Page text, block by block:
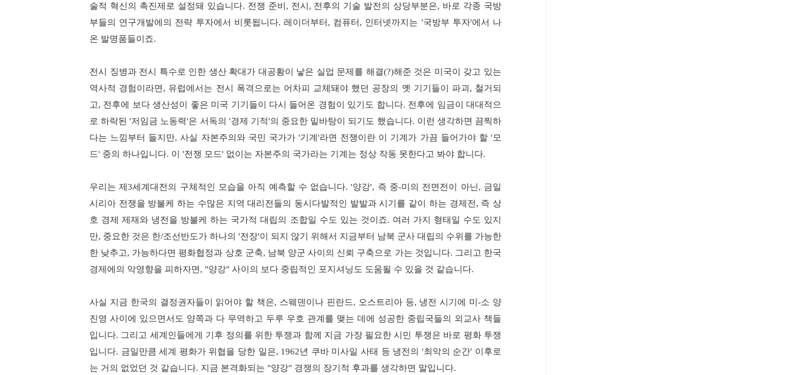
술적 혁신의 촉진제로 설정돼 있습니다. 전쟁 준비 , 전시 , 전후의 기술 발전의 상당부분은, 바로 각종 국방
부들의 연구개발에의 전략 투자에서 비롯됩니다.레이더부터 , 컴퓨터 , 인터넷까지는 '국방부 투자'에서 나
온 발명품들이죠.
전시 징병과 전시 특수로 인한 생산 확대가 대공황이 낳은 실업 문제를 해결(?)해준 것은 미국이 갖고 있는
역사적 경험이라면 , 유럽에서는 전시 폭격으로는 어차피 교체돼야 했던 공장의 옛 기기들이 파괴 , 철거되
고, 전후에 보다 생산성이 좋은 미국 기기들이 다시 들어온 경험이 있기도 합니다. 전후에 임금이 대대적으
로 하락된'저임금 노동력'은 서독의 '경제 기적'의 중요한 밑바탕이 되기도 했습니다. 이런 생각하면 끔찍하
다는 느낌부터 들지만,사실 자본주의와 국민 국가가'기계'라면 전쟁이란 이 기계가 가끔 들어가야 할'모
드' 중의 하나입니다. 이 '전쟁 모드' 없이는 자본주의 국가라는 기계는 정상 작동 못한다고 봐야 합니다.
우리는 제3세계대전의 구체적인 모습을 아직 예측할 수 없습니다. '양강', 즉 중-미의 전면전이 아닌 , 금일
시리아 전쟁을 방불케 하는 수많은 지역 대리전들의 동시다발적인 발발과 시기를 같이 하는 경제전 , 즉 상
호 경제 제재와 냉전을 방불케 하는 국가적 대립의 조합일 수도 있는 것이죠. 여러 가지 형태일 수도 있지
만, 중요한 것은 한/조선반도가 하나의 '전장'이 되지 않기 위해서 지금부터 남북 군사 대립의 수위를 가능한
한 낮추고, 가능하다면 평화협정과 상호 군축, 남북 양군 사이의 신뢰 구축으로 가는 것입니다. 그리고 한국
경제에의 악영향을 피하자면 , "양강" 사이의 보다 중립적인 포지셔닝도 도움될 수 있을 것 같습니다.
사실 지금 한국의 결정권자들이 읽어야 할 책은, 스웨덴이나 핀란드, 오스트리아 등, 냉전 시기에 미-소 양
진영 사이에 있으면서도 양쪽과 다 무역하고 두루 우호 관계를 맺는 데에 성공한 중립국들의 외교사 책들
입니다. 그리고 세계인들에게 기후 정의를 위한 투쟁과 함께 지금 가장 필요한 시민 투쟁은 바로 평화 투쟁
입니다. 금일만큼 세계 평화가 위협을 당한 일은, 1962년 쿠바 미사일 사태 등 냉전의 '최악의 순간' 이후로
는 거의 없었던 것 같습니다. 지금 본격화되는 "양강" 경쟁의 장기적 후과를 생각하면 말입니다.